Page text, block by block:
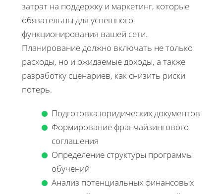
затрат на поддержку и маркетинг, которые
обязательны для успешного
функционирования вашей сети.
Планирование должно включать не только
расходы, но и ожидаемые доходы, а также
разработку сценариев, как снизить риски
потерь.
Подготовка юридических документов
Формирование франчайзингового
соглашения
Определение структуры программы
обучений
Анализ потенциальных финансовых